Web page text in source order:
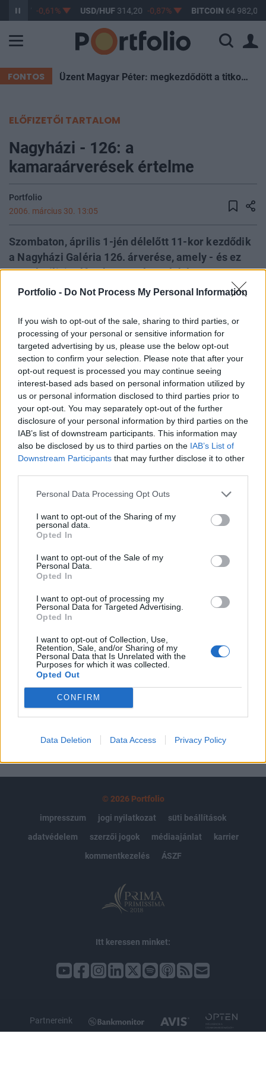
Portfolio - Do Not Process My Personal Information
If you wish to opt-out of the sale, sharing to third parties, or
processing of your personal or sensitive information for
targeted advertising by us, please use the below opt-out
section to confirm your selection. Please note that after your
opt-out request is processed you may continue seeing
interest-based ads based on personal information utilized by
us or personal information disclosed to third parties prior to
your opt-out. You may separately opt-out of the further
disclosure of your personal information by third parties on the
IAB’s list of downstream participants. This information may
also be disclosed by us to third parties on the IAB’s List of
Downstream Participants that may further disclose it to other
Personal Data Processing Opt Outs
I want to opt-out of the Sharing of my
personal data.
Opted In
I want to opt-out of the Sale of my
Personal Data.
Opted In
I want to opt-out of processing my
Personal Data for Targeted Advertising.
Opted In
I want to opt-out of Collection, Use,
Retention, Sale, and/or Sharing of my
Personal Data that Is Unrelated with the
Purposes for which it was collected.
Opted Out
CONFIRM
Data Deletion Data Access Privacy Policy
363,17 -0,61% USD/HUF 314,20 -0,87% BITCOIN 64 982,09
FONTOS Üzent Magyar Péter: megkezdődött a titkos szavazás a leendő köztársasági elnökről
ELŐFIZETŐI TARTALOM
Nagyházi - 126: a
kamaraárverések értelme
Portfolio
2006. március 30. 13:05
Szombaton, április 1-jén délelőtt 11-kor kezdődik
a Nagyházi Galéria 126. árverése, amely - és ez
nem áprilisi tréfa - kamaraárverésként van
számontartva, mégis sorszámot kapott, mint a
tételével és a közel 16,5 millió forintos össz-
kikiáltási árával. Ezért azoknak, akik még a
Belvedere Szalon aznap délutáni árverésére is oda
akarnak érni, igyekezniük kell.
Ennek a megszámozott kamaraárverésnek van néhány
figyelemre méltó vonása. Például, hogy a kamaraárverés
műfajához illően nagyon barátságosak a tételek induló
árai. Vagy hogy három nagy műfajból álltak össze a
tételek: festmény-grafika, bútor, szőnyeg. (Egyébként ez a
három műfaj adja a hazai árverések anyagának a
kétharmad-háromnegyed részét, a maradékot...
KEDVES OLVASÓNK!
A keresett cikk a portfolio.hu hírarchívumához
regisztrációhoz kötött.
Portfolio.hu teljes cikkarchívum
Kötéslisták: BÉT elmúlt 2 év napon belüli
Előfizetés
MÁR ELŐFIZETŐNK VAGY?
© 2026 Portfolio
impresszum
jogi nyilatkozat
süti beállítások
adatvédelem
szerzői jogok médiaajánlat
karrier
kommentkezelés
ÁSZF
Itt keressen minket:
Partnereink